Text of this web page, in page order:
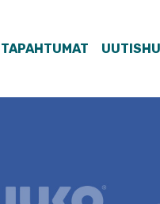
TAPAHTUMAT